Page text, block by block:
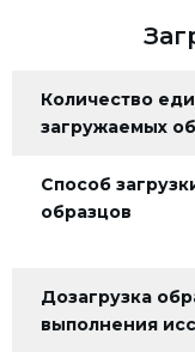
Количество
загружаемых
Способ
образцов
Дозагрузка
выполнения